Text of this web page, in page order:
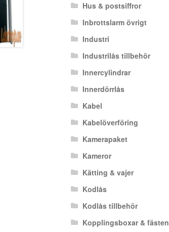
Hus & postsiffror
Inbrottslarm övrigt
Industri
Industrilås tillbehör
Innercylindrar
Innerdörrlås
Kabel
Kabelöverföring
Kamerapaket
Kameror
Kätting & vajer
Kodlås
Kodlås tillbehör
Kopplingsboxar & fästen